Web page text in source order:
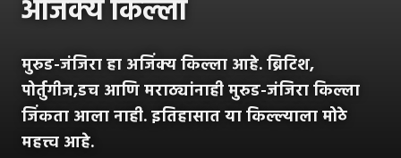
अजिंक्य किल्ला
मुरुड-जंजिरा हा अजिंक्य किल्ला आहे. ब्रिटिश,
पोर्तुगीज,डच आणि मराठ्यांनाही मुरुड-जंजिरा किल्ला
जिंकता आला नाही. इतिहासात या किल्ल्याला मोठे
महत्त्व आहे.